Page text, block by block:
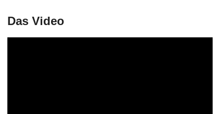
Das Video